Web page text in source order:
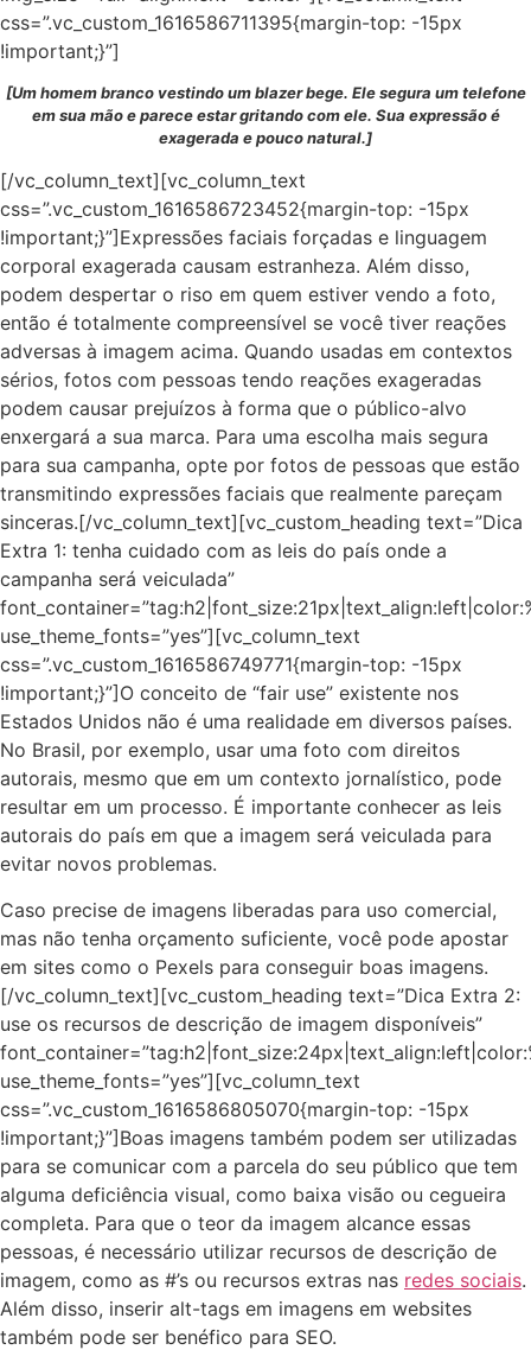
css=”.vc_custom_1616586711395{margin-top: -15px
!important;}”]
[Um homem branco vestindo um blazer bege. Ele segura um telefone
em sua mão e parece estar gritando com ele. Sua expressão é
exagerada e pouco natural.]
[/vc_column_text][vc_column_text
css=”.vc_custom_1616586723452{margin-top: -15px
!important;}”]Expressões faciais forçadas e linguagem
corporal exagerada causam estranheza. Além disso,
podem despertar o riso em quem estiver vendo a foto,
então é totalmente compreensível se você tiver reações
adversas à imagem acima. Quando usadas em contextos
sérios, fotos com pessoas tendo reações exageradas
podem causar prejuízos à forma que o público-alvo
enxergará a sua marca. Para uma escolha mais segura
para sua campanha, opte por fotos de pessoas que estão
transmitindo expressões faciais que realmente pareçam
sinceras.[/vc_column_text][vc_custom_heading text=”Dica
Extra 1: tenha cuidado com as leis do país onde a
campanha será veiculada”
use_theme_fonts=”yes”][vc_column_text
css=”.vc_custom_1616586749771{margin-top: -15px
!important;}”]O conceito de “fair use” existente nos
Estados Unidos não é uma realidade em diversos países.
No Brasil, por exemplo, usar uma foto com direitos
autorais, mesmo que em um contexto jornalístico, pode
resultar em um processo. É importante conhecer as leis
autorais do país em que a imagem será veiculada para
evitar novos problemas.
Caso precise de imagens liberadas para uso comercial,
mas não tenha orçamento suficiente, você pode apostar
em sites como o Pexels para conseguir boas imagens.
[/vc_column_text][vc_custom_heading text=”Dica Extra 2:
use os recursos de descrição de imagem disponíveis”
use_theme_fonts=”yes”][vc_column_text
css=”.vc_custom_1616586805070{margin-top: -15px
!important;}”]Boas imagens também podem ser utilizadas
para se comunicar com a parcela do seu público que tem
alguma deficiência visual, como baixa visão ou cegueira
completa. Para que o teor da imagem alcance essas
pessoas, é necessário utilizar recursos de descrição de
imagem, como as #’s ou recursos extras nas redes sociais.
Além disso, inserir alt-tags em imagens em websites
também pode ser benéfico para SEO.